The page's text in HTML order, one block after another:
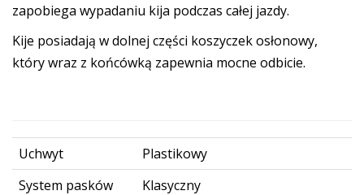
zapobiega wypadaniu kija podczas całej jazdy.
Kije posiadają w dolnej części koszyczek osłonowy,
który wraz z końcówką zapewnia mocne odbicie.
Uchwyt
Plastikowy
System pasków
Klasyczny